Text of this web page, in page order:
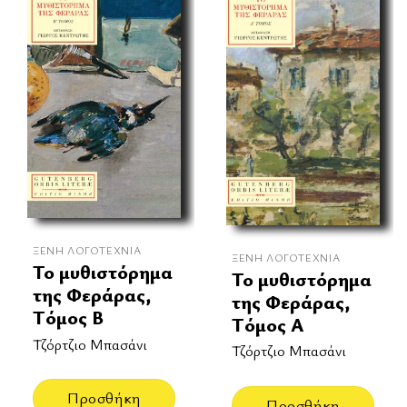
ΞΈΝΗ ΛΟΓΟΤΕΧΝΊΑ
Το μυθιστόρημα
της Φεράρας,
Τόμος Β
Τζόρτζιο Μπασάνι
Προσθήκη
ΞΈΝΗ ΛΟΓΟΤΕΧΝΊΑ
Το μυθιστόρημα
της Φεράρας,
Τόμος Α
Τζόρτζιο Μπασάνι